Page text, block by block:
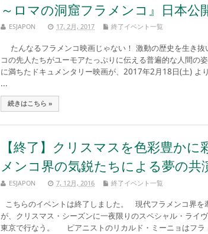
～ロマの洞窟フラメンコ』日本公
ESJAPON 17, 2月, 2017 終了イベント一覧
たんなるフラメンコ映画じゃない！ 激動の歴史を生き抜
コの先人たちがユーモアたっぷりに伝える普遍的な人間の
に満ちたドキュメンタリー映画が、2017年2月18日(土) よ
...
続きはこちら »
【終了】クリスマスを色彩豊かに
メンコ界の気鋭たちによる夢の共
ESJAPON 7, 12月, 2016 終了イベント一覧
こちらのイベントは終了しました。 現代フラメンコ界を
が、クリスマス・シーズンに一夜限りのスペシャル・ライ
東京で行なう。 ピアニストのリカルド・ミーニョはフラ